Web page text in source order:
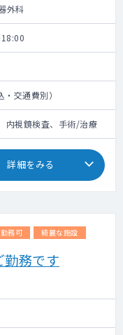
外科
交通費別）
内視鏡検査、手術/治療
詳細をみる
務可 綺麗な施設
務です